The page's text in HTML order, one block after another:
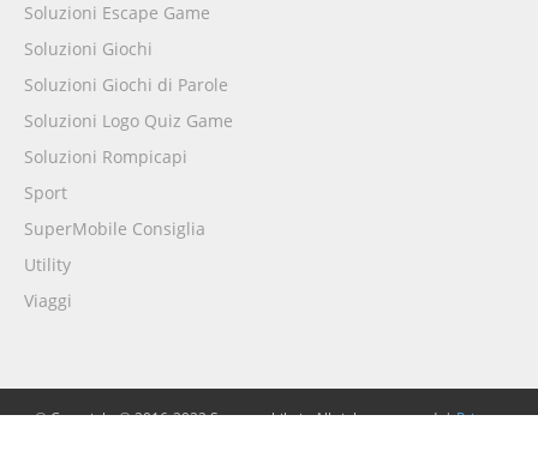
Soluzioni Escape Game
Soluzioni Giochi
Soluzioni Giochi di Parole
Soluzioni Logo Quiz Game
Soluzioni Rompicapi
Sport
SuperMobile Consiglia
Utility
Viaggi
© Copyright © 2016-2022 Supermobile.it. All rights reserved. |Privacy